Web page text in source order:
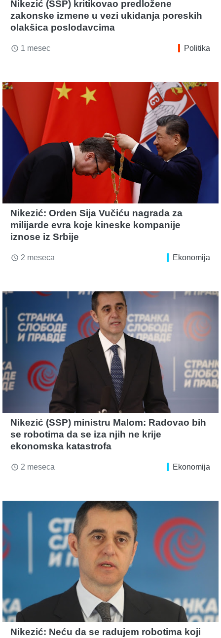
Nikezić (SSP) kritikovao predložene
zakonske izmene u vezi ukidanja poreskih
olakšica poslodavcima
access_time 1 mesec Politika
Nikezić: Orden Sija Vučiću nagrada za
milijarde evra koje kineske kompanije
iznose iz Srbije
access_time 2 meseca Ekonomija
Nikezić (SSP) ministru Malom: Radovao bih
se robotima da se iza njih ne krije
ekonomska katastrofa
access_time 2 meseca Ekonomija
Nikezić: Neću da se radujem robotima koji